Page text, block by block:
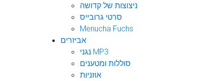
ניצוצות של קדושה
סרטי גרובייס
Menucha Fuchs
אביזרים
נגני MP3
סוללות ומטענים
אוזניות